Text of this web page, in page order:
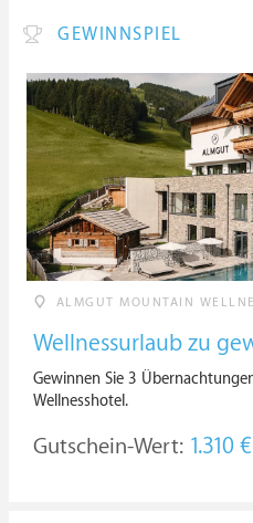
GEWINNSPIEL
ALMGUT MOUNTAIN
Wellnessurlaub zu
Gewinnen Sie 3
Wellnesshotel.
Gutschein-Wert: 1.310 €